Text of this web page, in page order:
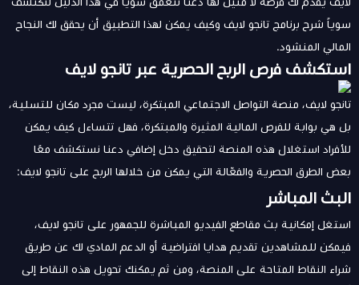
سوياً شرح برنامج تانجو لايف وكيف يمكن لهذا التطبيق أن يحقق لك النجاح
المالي المنشود.
استكشف فرص الربح الحصرية عبر تانجو لايف
تانجو لايف، منصة التواصل الاجتماعي المبتكرة، ليست مجرد مكان للتسلية،
بل هي بوابة للفرص المالية المثيرة والمبتكرة، فهل تتساءل كيف يمكن
للأفراد استغلال هذه المنصة لتحقيق دخل إضافي دعنا نستكشف معًا
بعض الطرق الحصرية والفعّالة التي يمكن من خلالها الربح على تانجو لايف:
البث المباشر
استغل إمكانية بث مقاطع الفيديو المباشرة للجمهور على تانجو لايف،
فيمكن للمشاهدين تقديم هدايا افتراضية أو الدعم المادي لك عن طريق
شراء النقاط المتاحة على المنصة، ومن ثم يمكنك تحويل هذه النقاط إلى